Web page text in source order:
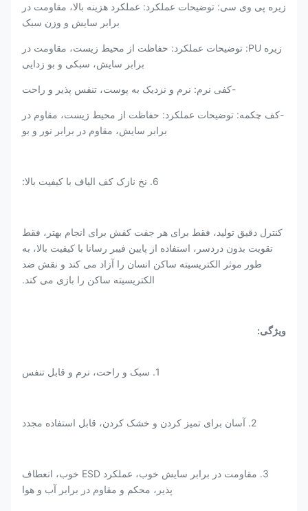
زیره پی وی سی: توضیحات عملکرد: عملکرد هزینه بالا، مقاومت در
برابر سایش و وزن سبک
زیره PU: توضیحات عملکرد: حفاظت از محیط زیست، مقاومت در
برابر سایش، سبکی و بو زدایی
-کفی نرم: نرم و نزدیک به پوست، تنفس پذیر و راحت
-کف چکمه: توضیحات عملکرد: حفاظت از محیط زیست، مقاوم در
برابر سایش، مقاوم در برابر نور و بو
6. نخ نازک کف الیاف با کیفیت بالا:
کنترل دقیق تولید، فقط برای هر جفت کفش برای انجام بهتر، فقط
تقویت بدون دردسر، استفاده از پایین فیبر رسانا با کیفیت بالا، به
طور موثر الکتریسیته ساکن انسان را آزاد می کند و نقش ضد
الکتریسیته ساکن را بازی می کند.
ویژگی:
1. سبک و راحت، نرم و قابل تنفس
2. آسان برای تمیز کردن و خشک کردن، قابل استفاده مجدد
3. مقاومت در برابر سایش خوب، عملکرد ESD خوب، انعطاف
پذیر، محکم و مقاوم در برابر آب و هوا